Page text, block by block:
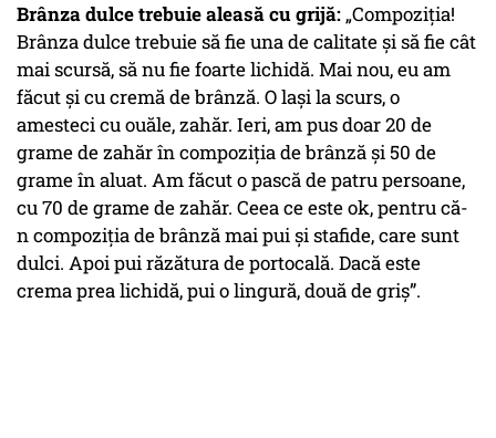
Brânza dulce trebuie aleasă cu grijă: „Compoziția!
Brânza dulce trebuie să fie una de calitate și să fie cât
mai scursă, să nu fie foarte lichidă. Mai nou, eu am
făcut și cu cremă de brânză. O lași la scurs, o
amesteci cu ouăle, zahăr. Ieri, am pus doar 20 de
grame de zahăr în compoziția de brânză și 50 de
grame în aluat. Am făcut o pască de patru persoane,
cu 70 de grame de zahăr. Ceea ce este ok, pentru că-
n compoziția de brânză mai pui și stafide, care sunt
dulci. Apoi pui răzătura de portocală. Dacă este
crema prea lichidă, pui o lingură, două de griș”.